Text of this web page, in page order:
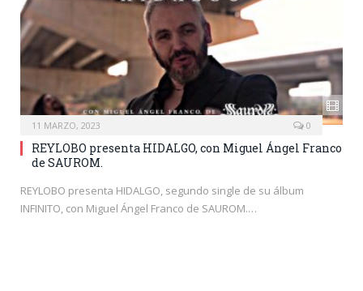
11 MARZO, 2023 0
REYLOBO presenta HIDALGO, con Miguel Ángel Franco
de SAUROM.
REYLOBO presenta HIDALGO, segundo single de su álbum
INFINITO, con Miguel Ángel Franco de SAUROM.…